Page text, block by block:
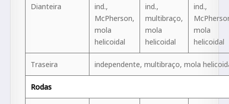
Dianteira
ind.,
McPherson,
mola
helicoidal
ind.,
multibraço,
mola
helicoidal
ind.,
mola
helicoidal
Traseira independente, multibraço, mola
Rodas